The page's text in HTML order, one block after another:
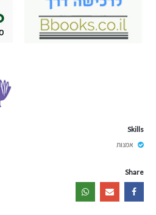
Skills
אמנות
Share